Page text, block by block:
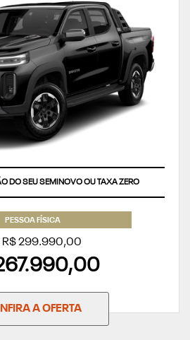
DO SEU SEMINOVO OU TAXA ZERO
PESSOA FÍSICA
R$ 299.990,00
A OFERTA